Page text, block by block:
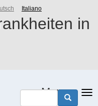
Italiano
in
Menu